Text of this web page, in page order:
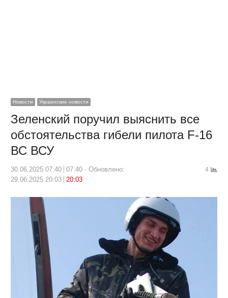
Новости Украинские новости
Зеленский поручил выяснить все
обстоятельства гибели пилота F-16
ВС ВСУ
30.06.2025 07:40 07:40
Обновлено:
29.06.2025 20:03
20:03
4